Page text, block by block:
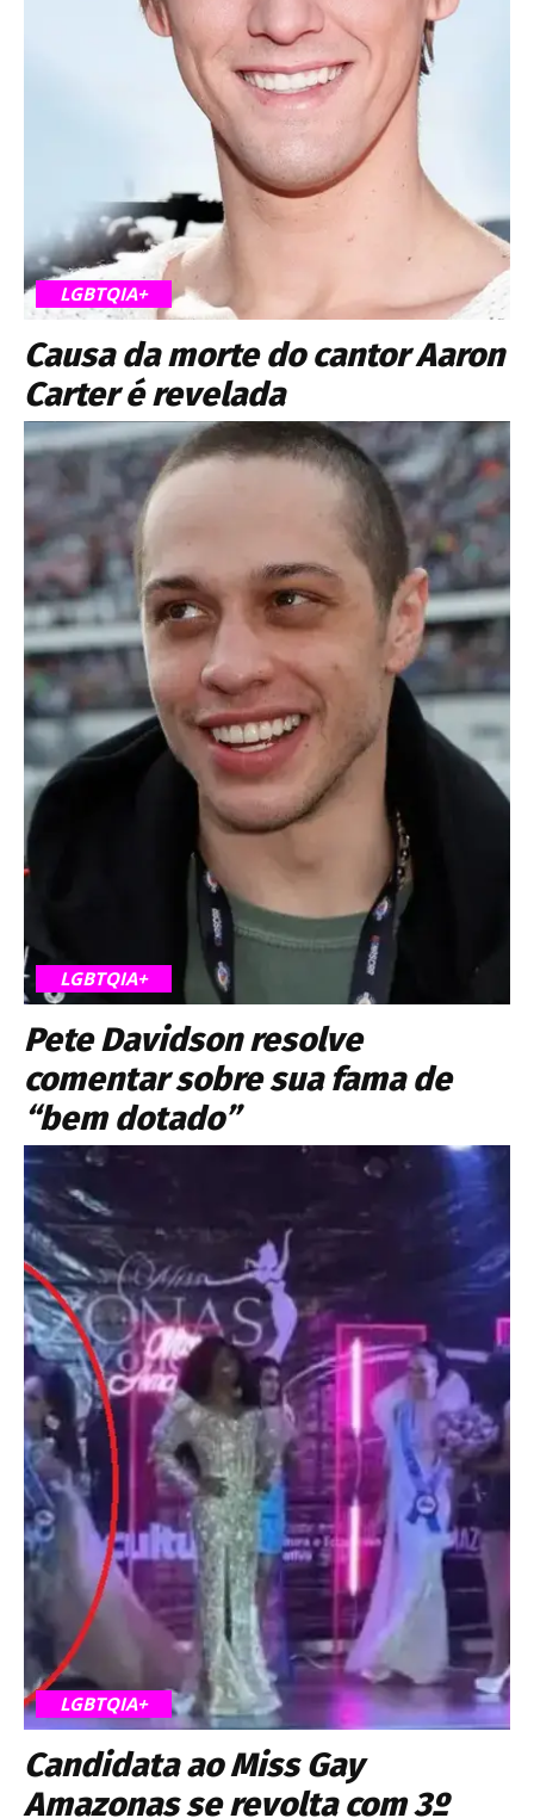
LGBTQIA+
Causa da morte do cantor Aaron
Carter é revelada
LGBTQIA+
Pete Davidson resolve
comentar sobre sua fama de
“bem dotado”
LGBTQIA+
Candidata ao Miss Gay
Amazonas se revolta com 3º